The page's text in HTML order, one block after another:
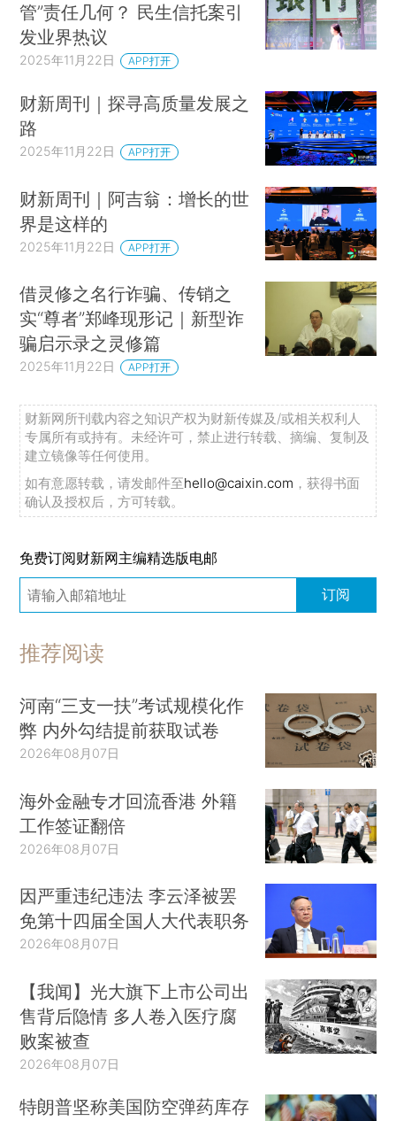
管”责任几何？ 民生信托案引
发业界热议
2025年11月22日 APP打开
财新周刊｜探寻高质量发展之
路
2025年11月22日 APP打开
财新周刊｜阿吉翁：增长的世
界是这样的
2025年11月22日 APP打开
借灵修之名行诈骗、传销之
实“尊者”郑峰现形记｜新型诈
骗启示录之灵修篇
2025年11月22日 APP打开
财新网所刊载内容之知识产权为财新传媒及/或相关权利人
专属所有或持有。未经许可，禁止进行转载、摘编、复制及
建立镜像等任何使用。
如有意愿转载，请发邮件至hello@caixin.com ，获得书面
确认及授权后，方可转载。
免费订阅财新网主编精选版电邮
订阅
推荐阅读
河南“三支一扶”考试规模化作
弊 内外勾结提前获取试卷
2026年08月07日
海外金融专才回流香港 外籍
工作签证翻倍
2026年08月07日
因严重违纪违法 李云泽被罢
免第十四届全国人大代表职务
2026年08月07日
【我闻】光大旗下上市公司出
售背后隐情 多人卷入医疗腐
败案被查
2026年08月07日
特朗普坚称美国防空弹药库存